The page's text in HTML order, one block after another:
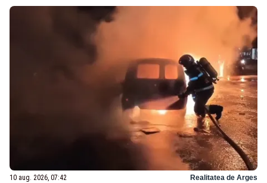
10 aug. 2026, 07:42 Realitatea de Arges